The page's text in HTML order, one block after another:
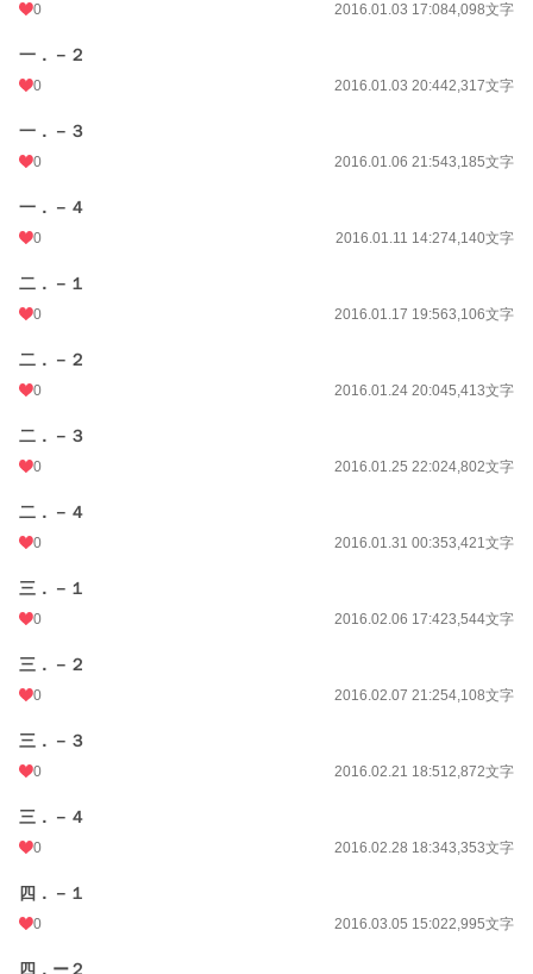
0 2016.01.03 17:084,098文字
一．－２
0 2016.01.03 20:442,317文字
一．－３
0 2016.01.06 21:543,185文字
一．－４
0 2016.01.11 14:274,140文字
二．－１
0 2016.01.17 19:563,106文字
二．－２
0 2016.01.24 20:045,413文字
二．－３
0 2016.01.25 22:024,802文字
二．－４
0 2016.01.31 00:353,421文字
三．－１
0 2016.02.06 17:423,544文字
三．－２
0 2016.02.07 21:254,108文字
三．－３
0 2016.02.21 18:512,872文字
三．－４
0 2016.02.28 18:343,353文字
四．－１
0 2016.03.05 15:022,995文字
四．ー２